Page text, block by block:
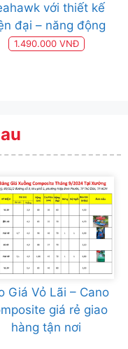
với thiết kế
đại – năng động
1.490.000 VNĐ
Giá Vỏ Lãi – Cano
giá rẻ giao
hàng tận nơi